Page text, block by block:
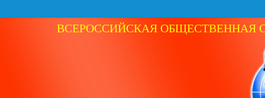
ВСЕРОССИЙСКАЯ ОБЩЕСТВЕННАЯ